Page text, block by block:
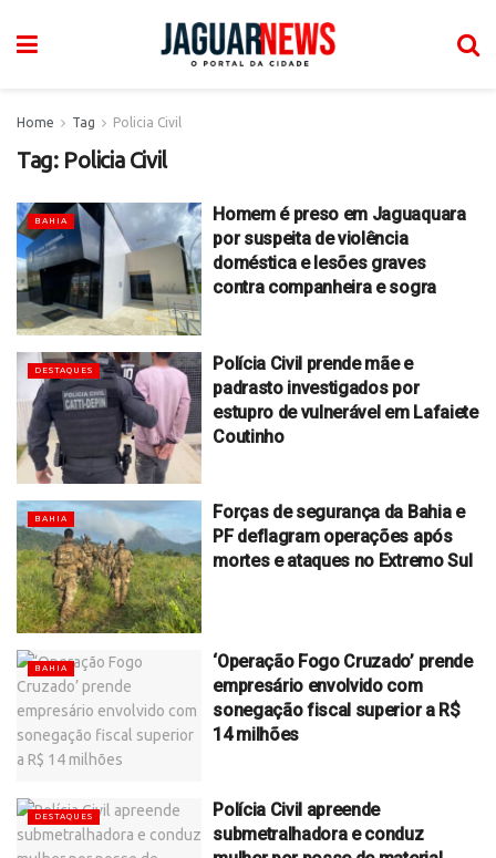
Home Tag Policia Civil
Tag: Policia Civil
BAHIA
Homem é preso em Jaguaquara
por suspeita de violência
doméstica e lesões graves
contra companheira e sogra
DESTAQUES
Polícia Civil prende mãe e
padrasto investigados por
estupro de vulnerável em Lafaiete
Coutinho
BAHIA
Forças de segurança da Bahia e
PF deflagram operações após
mortes e ataques no Extremo Sul
BAHIA
‘Operação Fogo Cruzado’ prende
empresário envolvido com
sonegação fiscal superior a R$
14 milhões
DESTAQUES
Polícia Civil apreende
submetralhadora e conduz